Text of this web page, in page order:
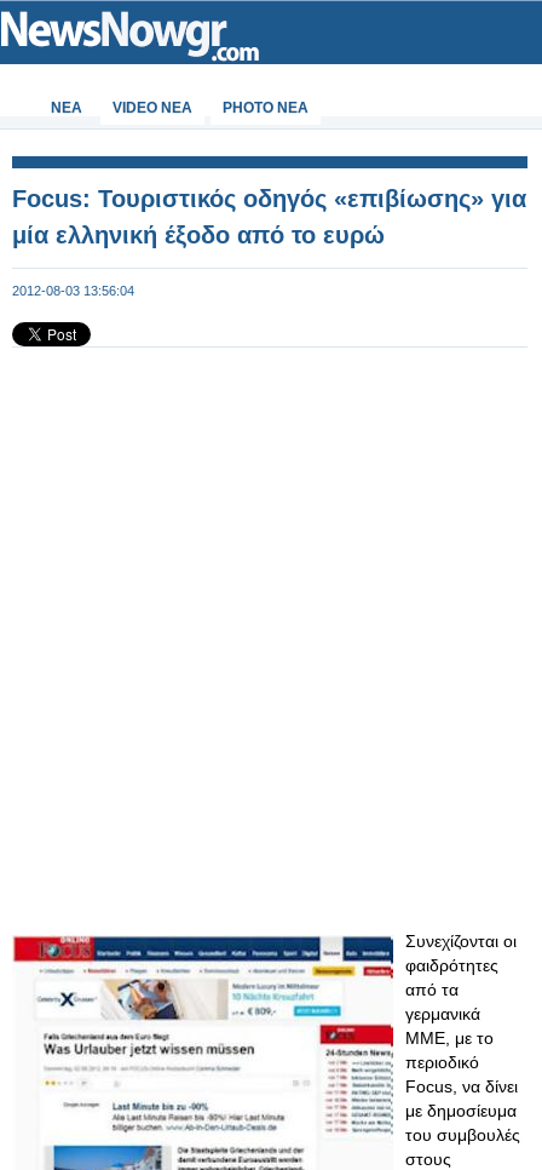
ΝΕΑ VIDEO NEA PHOTO NEA
Focus: Τουριστικός οδηγός «επιβίωσης» για
μία ελληνική έξοδο από το ευρώ
2012-08-03 13:56:04
Συνεχίζονται οι
φαιδρότητες
από τα
γερμανικά
ΜΜΕ, με το
περιοδικό
Focus, να δίνει
με δημοσίευμα
του συμβουλές
στους